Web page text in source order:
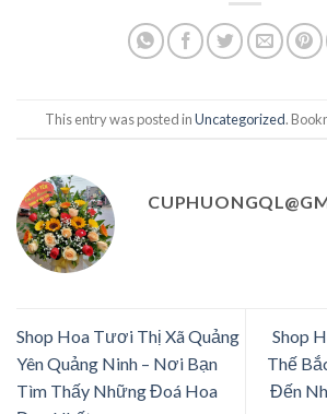
This entry was posted inUncategorized.
Shop Hoa Tươi Thị Xã Quảng
Yên Quảng Ninh – Nơi Bạn
Tìm Thấy Những Đoá Hoa
Shop
Thế
Đến